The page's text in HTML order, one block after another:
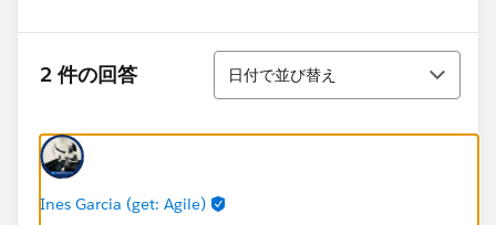
2 件の回答
並び替え
日付で並び替え
Ines Garcia (get: Agile)